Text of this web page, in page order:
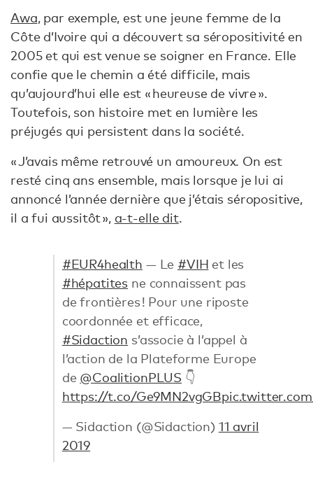
Awa, par exemple, est une jeune femme de la
Côte d’Ivoire qui a découvert sa séropositivité en
2005 et qui est venue se soigner en France. Elle
confie que le chemin a été difficile, mais
qu’aujourd’hui elle est « heureuse de vivre ».
Toutefois, son histoire met en lumière les
préjugés qui persistent dans la société.
« J’avais même retrouvé un amoureux. On est
resté cinq ans ensemble, mais lorsque je lui ai
annoncé l’année dernière que j’étais séropositive,
il a fui aussitôt », a-t-elle dit.
#EUR4health — Le #VIH et les
#hépatites ne connaissent pas
de frontières ! Pour une riposte
coordonnée et efficace,
#Sidaction s’associe à l’appel à
l’action de la Plateforme Europe
de @CoalitionPLUS 👇
https://t.co/Ge9MN2vgGB
— Sidaction (@Sidaction) 11 avril
2019